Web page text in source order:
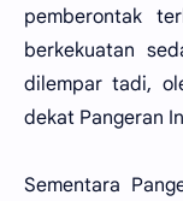
pemberontak
berkekuatan
dilempar tadi,
dekat Pangeran
Sementara